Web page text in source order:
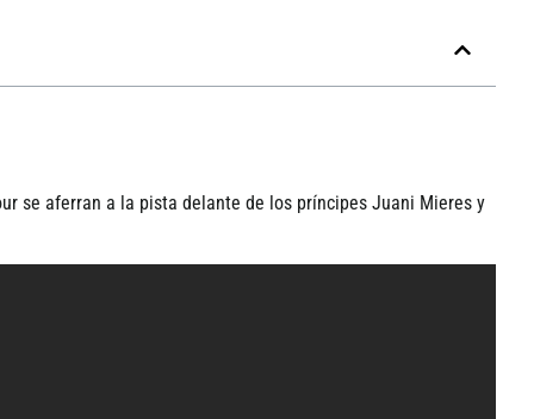
se aferran a la pista delante de los prí­ncipes Juani Mieres y